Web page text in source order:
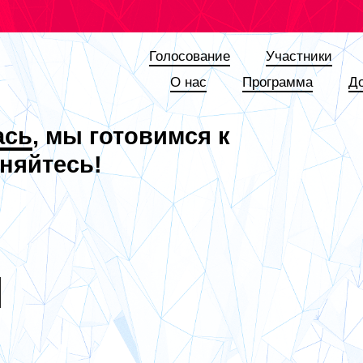
Голосование
Участники
О наc
Программа
, мы готовимся к